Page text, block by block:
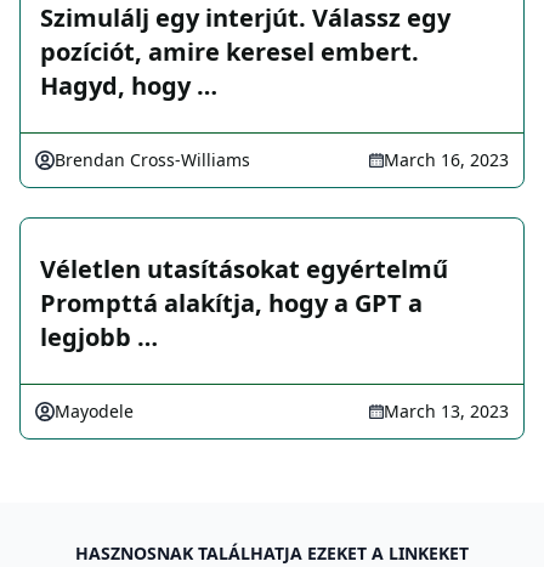
Szimulálj egy interjút. Válassz egy
pozíciót, amire keresel embert.
Hagyd, hogy …
Brendan Cross-Williams March 16, 2023
Véletlen utasításokat egyértelmű
Prompttá alakítja, hogy a GPT a
legjobb …
Mayodele March 13, 2023
HASZNOSNAK TALÁLHATJA EZEKET A LINKEKET